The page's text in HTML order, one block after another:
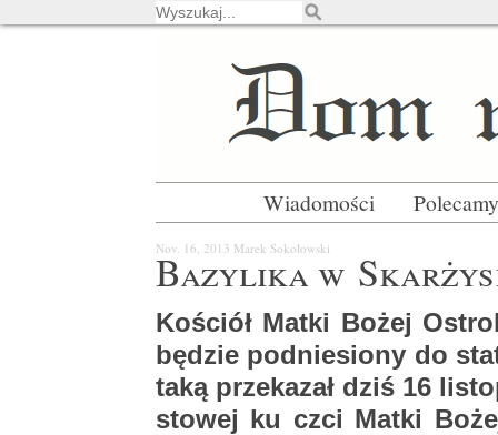
Wiadomości Polecamy
Nov. 16, 2013 Marek So­ko­łow­ski
Ba­zy­li­ka w
Ko­ściół Matki Bożej
bę­dzie pod­nie­sio­ny do
taką prze­ka­zał dziś 16
sto­wej ku czci Matki